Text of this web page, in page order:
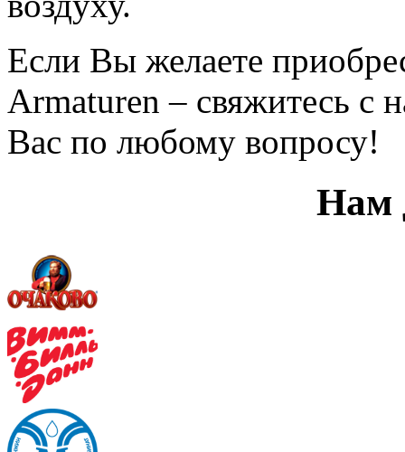
Если Вы желаете
Armaturen – свяжитесь с
Вас по любому вопросу!
Нам